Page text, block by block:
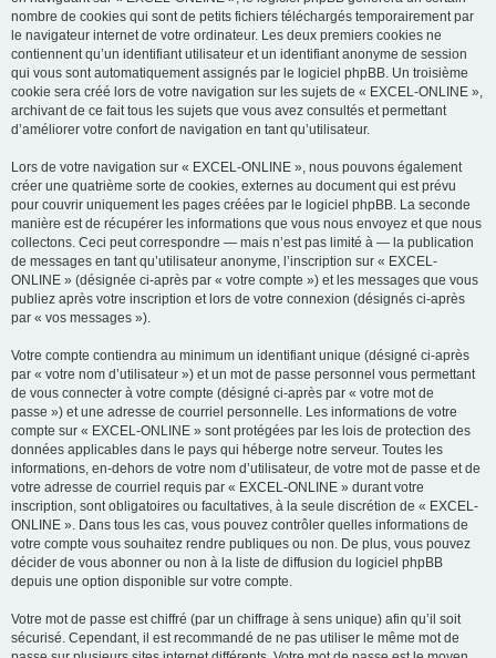
nombre de cookies qui sont de petits fichiers téléchargés temporairement par
le navigateur internet de votre ordinateur. Les deux premiers cookies ne
contiennent qu’un identifiant utilisateur et un identifiant anonyme de session
qui vous sont automatiquement assignés par le logiciel phpBB. Un troisième
cookie sera créé lors de votre navigation sur les sujets de « EXCEL-ONLINE »,
archivant de ce fait tous les sujets que vous avez consultés et permettant
d’améliorer votre confort de navigation en tant qu’utilisateur.
Lors de votre navigation sur « EXCEL-ONLINE », nous pouvons également
créer une quatrième sorte de cookies, externes au document qui est prévu
pour couvrir uniquement les pages créées par le logiciel phpBB. La seconde
manière est de récupérer les informations que vous nous envoyez et que nous
collectons. Ceci peut correspondre — mais n’est pas limité à — la publication
de messages en tant qu’utilisateur anonyme, l’inscription sur « EXCEL-
ONLINE » (désignée ci-après par « votre compte ») et les messages que vous
publiez après votre inscription et lors de votre connexion (désignés ci-après
par « vos messages »).
Votre compte contiendra au minimum un identifiant unique (désigné ci-après
par « votre nom d’utilisateur ») et un mot de passe personnel vous permettant
de vous connecter à votre compte (désigné ci-après par « votre mot de
passe ») et une adresse de courriel personnelle. Les informations de votre
compte sur « EXCEL-ONLINE » sont protégées par les lois de protection des
données applicables dans le pays qui héberge notre serveur. Toutes les
informations, en-dehors de votre nom d’utilisateur, de votre mot de passe et de
votre adresse de courriel requis par « EXCEL-ONLINE » durant votre
inscription, sont obligatoires ou facultatives, à la seule discrétion de « EXCEL-
ONLINE ». Dans tous les cas, vous pouvez contrôler quelles informations de
votre compte vous souhaitez rendre publiques ou non. De plus, vous pouvez
décider de vous abonner ou non à la liste de diffusion du logiciel phpBB
depuis une option disponible sur votre compte.
Votre mot de passe est chiffré (par un chiffrage à sens unique) afin qu’il soit
sécurisé. Cependant, il est recommandé de ne pas utiliser le même mot de